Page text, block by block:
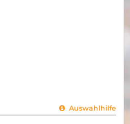
Auswahlhilfe